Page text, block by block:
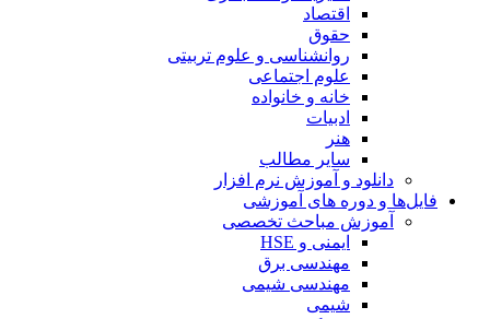
اقتصاد
حقوق
روانشناسی و علوم تربیتی
علوم اجتماعی
خانه و خانواده
ادبیات
هنر
سایر مطالب
دانلود و آموزش نرم افزار
فایل‌ها و دوره های آموزشی
آموزش مباحث تخصصی
ایمنی و HSE
مهندسی برق
مهندسی شیمی
شیمی